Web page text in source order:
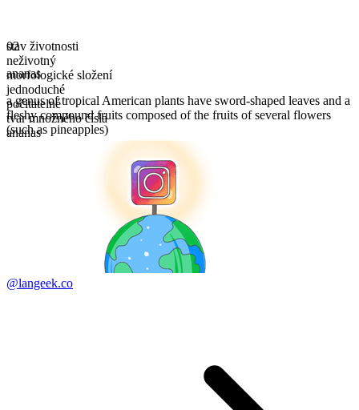
stav životnosti
neživotný
morfologické složení
jednoduché
počitatelné
tvar množného čísla
ananas
02
ananas
a genus of tropical American plants have sword-shaped leaves and a
fleshy compound fruits composed of the fruits of several flowers
(such as pineapples)
@langeek.co